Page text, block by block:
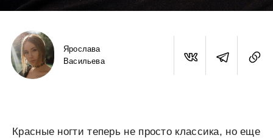
Ярослава
Васильева
Красные ногти теперь не просто классика, но еще